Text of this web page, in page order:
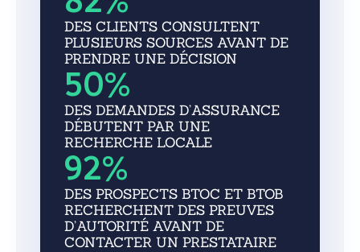
DES CLIENTS CONSULTENT
PLUSIEURS SOURCES AVANT DE
PRENDRE UNE DÉCISION
DES DEMANDES D’ASSURANCE
DÉBUTENT PAR UNE
RECHERCHE LOCALE
50%
DES PROSPECTS BTOC ET BTOB
RECHERCHENT DES PREUVES
D’AUTORITÉ AVANT DE
CONTACTER UN PRESTATAIRE
92%